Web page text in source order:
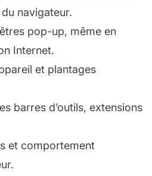
navigateur.
pop-up, même en
Internet.
et plantages
barres d’outils, extensions
et comportement